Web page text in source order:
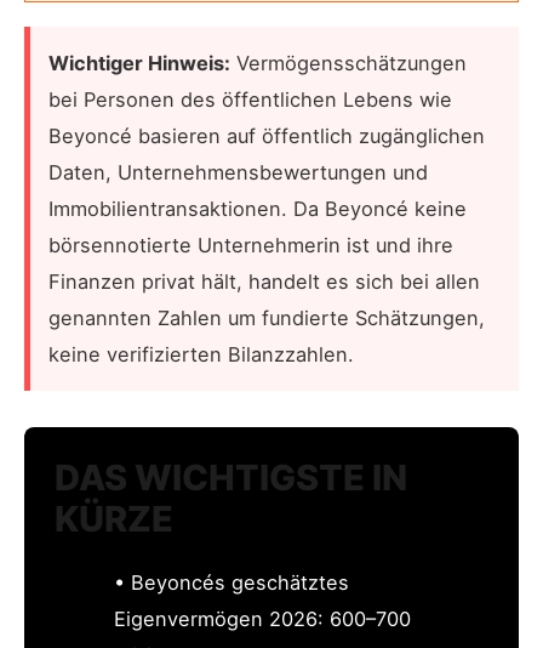
Wichtiger Hinweis: Vermögensschätzungen
bei Personen des öffentlichen Lebens wie
Beyoncé basieren auf öffentlich zugänglichen
Daten, Unternehmensbewertungen und
Immobilientransaktionen. Da Beyoncé keine
börsennotierte Unternehmerin ist und ihre
Finanzen privat hält, handelt es sich bei allen
genannten Zahlen um fundierte Schätzungen,
keine verifizierten Bilanzzahlen.
DAS WICHTIGSTE IN
KÜRZE
• Beyoncés geschätztes
Eigenvermögen 2026: 600–700